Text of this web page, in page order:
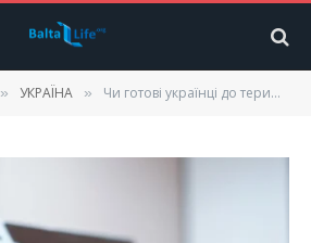
» УКРАЇНА » Чи готові українці до територіальних поступок в обмін на мир: опитування